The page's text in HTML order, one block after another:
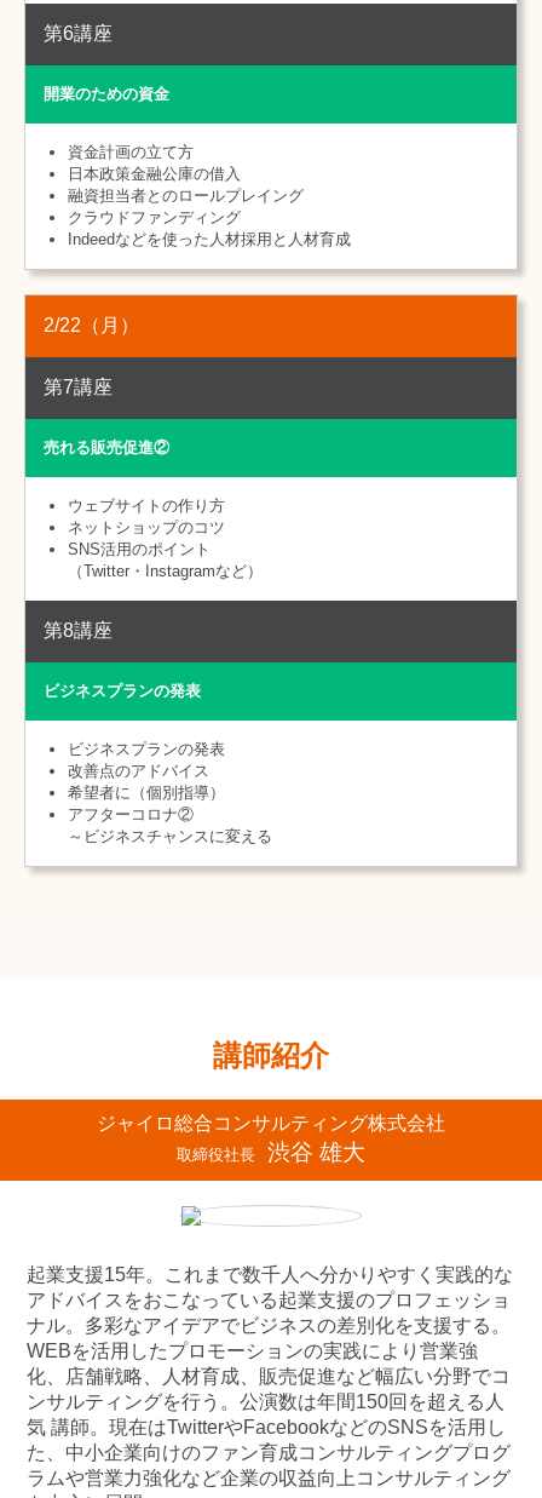
第6講座
開業のための資金
資金計画の立て方
日本政策金融公庫の借入
融資担当者とのロールプレイング
クラウドファンディング
Indeedなどを使った人材採用と人材育成
2/22 （月）
第7講座
売れる販売促進②
ウェブサイトの作り方
ネットショップのコツ
SNS活用のポイント
（Twitter・Instagramなど）
第8講座
ビジネスプランの発表
ビジネスプランの発表
改善点のアドバイス
希望者に（個別指導）
アフターコロナ②
～ビジネスチャンスに変える
講師紹介
ジャイロ総合コンサルティング株式会社
取締役社長 渋谷 雄大
起業支援15年。これまで数千人へ分かりやすく実践的な
アドバイスをおこなっている起業支援のプロフェッショ
ナル。多彩なアイデアでビジネスの差別化を支援する。
WEBを活用したプロモーションの実践により営業強
化、店舗戦略、人材育成、販売促進など幅広い分野でコ
ンサルティングを行う。公演数は年間150回を超える人
気 講師。現在はTwitterやFacebookなどのSNSを活用し
た、中小企業向けのファン育成コンサルティングプログ
ラムや営業力強化など企業の収益向上コンサルティング